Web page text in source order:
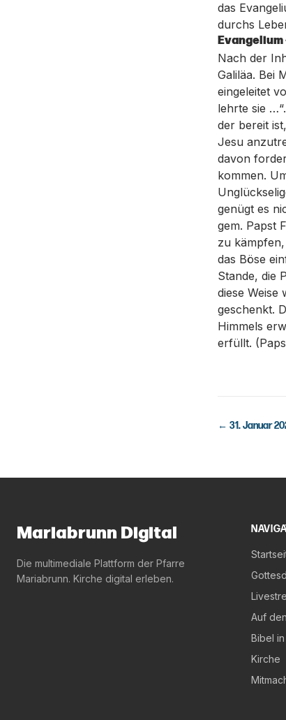
das
durchs
Evangelium
Nach der
Galiläa. Bei
eingeleitet
lehrte sie
der bereit
Jesu
davon
kommen.
genügt es
gem. Papst
zu
das Böse
Stande, die
diese
geschenkt.
Himmels
erfüllt.
← 31. Januar
Mariabrunn Digital
Die multimediale Plattform der Pfarre
Mariabrunn. Kirche digital erleben.
Auf
Bibel
Kirche